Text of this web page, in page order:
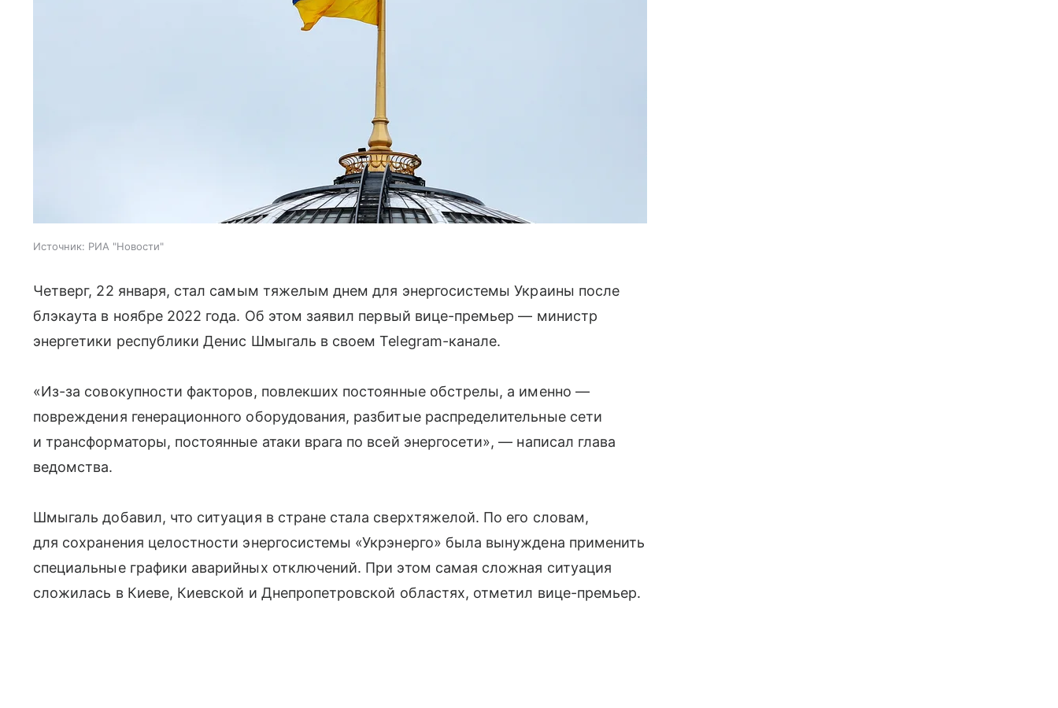
Источник: РИА "Новости"
Четверг, 22 января, стал самым тяжелым днем для энергосистемы Украины после
блэкаута в ноябре 2022 года. Об этом заявил первый вице-премьер — министр
энергетики республики Денис Шмыгаль в своем Telegram-канале.
«Из-за совокупности факторов, повлекших постоянные обстрелы, а именно —
повреждения генерационного оборудования, разбитые распределительные сети
и трансформаторы, постоянные атаки врага по всей энергосети», — написал глава
ведомства.
Шмыгаль добавил, что ситуация в стране стала сверхтяжелой. По его словам,
для сохранения целостности энергосистемы «Укрэнерго» была вынуждена применить
специальные графики аварийных отключений. При этом самая сложная ситуация
сложилась в Киеве, Киевской и Днепропетровской областях, отметил вице-премьер.